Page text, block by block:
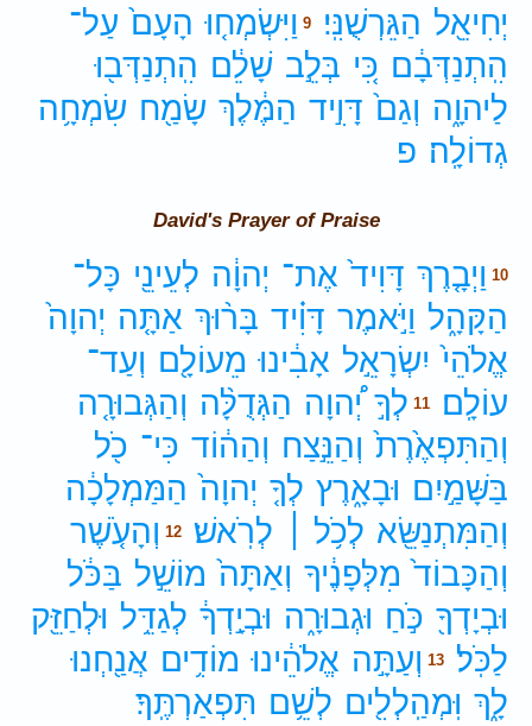
יְחִיאֵ֖ל הַגֵּרְשֻׁנִּֽי׃ 9 וַיִּשְׂמְח֤וּ הָעָם֙ עַל־
הִֽתְנַדְּבָ֔ם כִּ֚י בְּלֵ֣ב שָׁלֵ֔ם הִֽתְנַדְּב֖וּ
לַיהוָ֑ה וְגַם֙ דָּוִ֣יד הַמֶּ֔לֶךְ שָׂמַ֖ח שִׂמְחָ֥ה
גְדוֹלָֽה׃ פ
David's Prayer of Praise
10 וַיְבָ֤רֶךְ דָּוִיד֙ אֶת־ יְהוָ֔ה לְעֵינֵ֖י כָּל־
הַקָּהָ֑ל וַיֹּ֣אמֶר דָּוִ֗יד בָּר֨וּךְ אַתָּ֤ה יְהוָה֙
אֱלֹהֵי֙ יִשְׂרָאֵ֣ל אָבִ֔ינוּ מֵעוֹלָ֖ם וְעַד־
עוֹלָֽם׃
11 לְךָ֣ יְ֠הוָה הַגְּדֻלָּ֨ה וְהַגְּבוּרָ֤ה
וְהַתִּפְאֶ֙רֶת֙ וְהַנֵּ֣צַח וְהַה֔וֹד כִּי־ כֹ֖ל
בַּשָּׁמַ֣יִם וּבָאָ֑רֶץ לְךָ֤ יְהוָה֙ הַמַּמְלָכָ֔ה
וְהַמִּתְנַשֵּׂ֖א לְכֹ֥ל ׀ לְרֹֽאשׁ׃ 12 וְהָעֹ֤שֶׁר
וְהַכָּבוֹד֙ מִלְּפָנֶ֔יךָ וְאַתָּה֙ מוֹשֵׁ֣ל בַּכֹּ֔ל
וּבְיָדְךָ֖ כֹּ֣חַ וּגְבוּרָ֑ה וּבְיָ֣דְךָ֔ לְגַדֵּ֥ל וּלְחַזֵּ֖ק
לַכֹּֽל׃
13 וְעַתָּ֣ה אֱלֹהֵ֔ינוּ מוֹדִ֥ים אֲנַ֖חְנוּ
לָ֑ךְ וּֽמְהַֽלְלִ֖ים לְשֵׁ֥ם תִּפְאַרְתֶּֽךָ׃